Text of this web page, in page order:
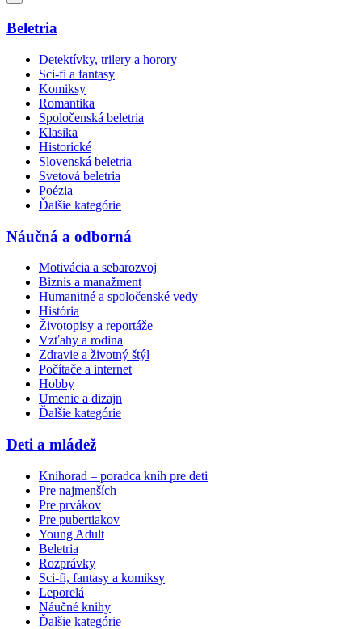
Beletria
Detektívky, trilery a horory
Sci-fi a fantasy
Komiksy
Romantika
Spoločenská beletria
Klasika
Historické
Slovenská beletria
Svetová beletria
Poézia
Ďalšie kategórie
Náučná a odborná
Motivácia a sebarozvoj
Biznis a manažment
Humanitné a spoločenské vedy
História
Životopisy a reportáže
Vzťahy a rodina
Zdravie a životný štýl
Počítače a internet
Hobby
Umenie a dizajn
Ďalšie kategórie
Deti a mládež
Knihorad – poradca kníh pre deti
Pre najmenších
Pre prvákov
Pre pubertiakov
Young Adult
Beletria
Rozprávky
Sci-fi, fantasy a komiksy
Leporelá
Náučné knihy
Ďalšie kategórie